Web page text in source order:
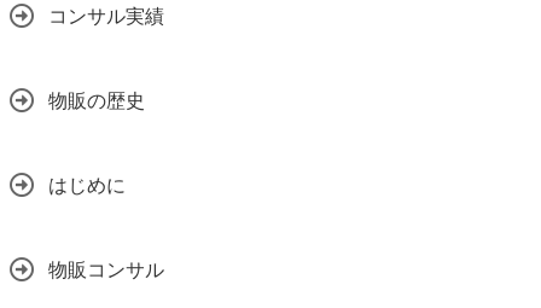
コンサル実績
物販の歴史
はじめに
物販コンサル